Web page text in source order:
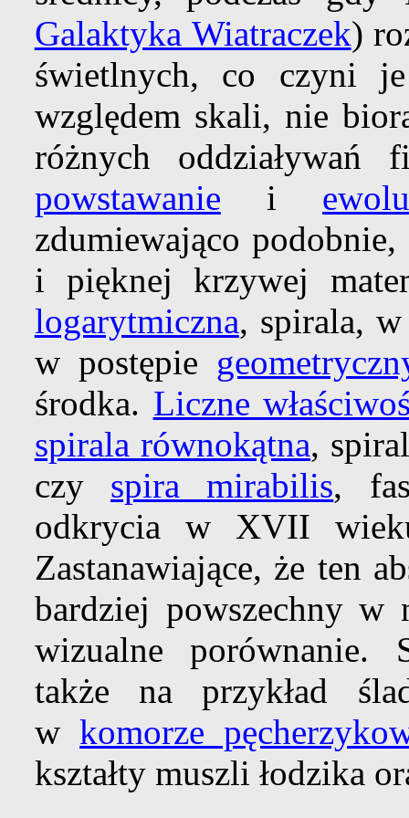
Galaktyka Wiatraczek)
świetlnych, co czyni
względem skali, nie
różnych oddziaływań
powstawanie i
zdumiewająco
i pięknej krzywej
logarytmiczna, spirala,
w postępie
środka. Liczne
spirala równokątna,
czy spira mirabilis,
odkrycia w XVII
Zastanawiające, że ten
bardziej powszechny w
wizualne porównanie.
także na przykład
wkomorze
kształty muszli łodzika